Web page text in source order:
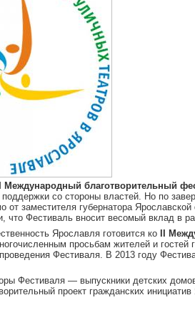
I Международный благотворительный
со стороны властей. Но по
от заместителя губернатора
что Фестиваль вносит весомый вклад в
Ярославля готовится ко
II
просьбам жителей и гостей
Фестиваля. В 2013 году
Фестиваля — выпускники детских
проект гражданских